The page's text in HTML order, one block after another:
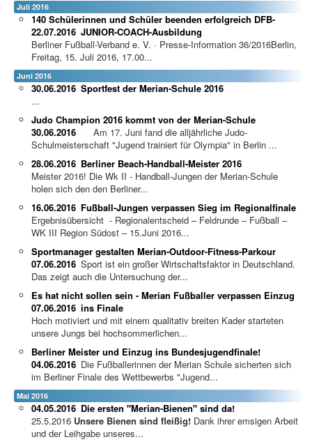
Juli 2016
140 Schülerinnen und Schüler beenden erfolgreich DFB-
JUNIOR-COACH-Ausbildung
22.07.2016
Berliner Fußball-Verband e. V. · Presse-Information 36/2016Berlin,
Freitag, 15. Juli 2016, 17.00...
Juni 2016
Sportfest der Merian-Schule 2016
30.06.2016
...
Judo Champion 2016 kommt von der Merian-Schule
30.06.2016
Am 17. Juni fand die alljährliche Judo-
Schulmeisterschaft "Jugend trainiert für Olympia" in Berlin ...
Berliner Beach-Handball-Meister 2016
28.06.2016
Meister 2016! Die Wk II - Handball-Jungen der Merian-Schule
holen sich den den Berliner...
Fußball-Jungen verpassen Sieg im Regionalfinale
16.06.2016
Ergebnisübersicht - Regionalentscheid – Feldrunde – Fußball –
WK III Region Südost – 15.Juni 2016...
Sportmanager gestalten Merian-Outdoor-Fitness-Parkour
07.06.2016 Sport ist ein großer Wirtschaftsfaktor in Deutschland.
Das zeigt auch die Untersuchung der...
Es hat nicht sollen sein - Merian Fußballer verpassen Einzug
ins Finale
07.06.2016
Hoch motiviert und mit einem qualitativ breiten Kader starteten
unsere Jungs bei hochsommerlichen...
Berliner Meister und Einzug ins Bundesjugendfinale!
04.06.2016 Die Fußballerinnen der Merian Schule sicherten sich
im Berliner Finale des Wettbewerbs "Jugend...
Mai 2016
Die ersten "Merian-Bienen" sind da!
04.05.2016
25.5.2016 Unsere Bienen sind fleißig! Dank ihrer emsigen Arbeit
und der Leihgabe unseres...